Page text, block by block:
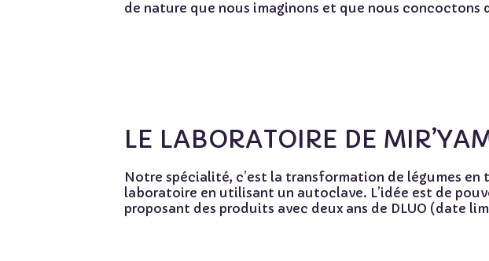
de nature que nous imaginons et que nous concoctons
LE LABORATOIRE DE
Notre spécialité, c’est la transformation de légumes
laboratoire en utilisant un autoclave. L’idée est de
proposant des produits avec deux ans de DLUO (date